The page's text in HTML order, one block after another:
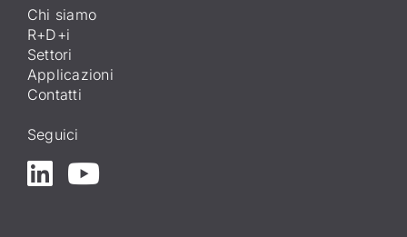
Chi siamo
R+D+i
Settori
Applicazioni
Contatti
Seguici